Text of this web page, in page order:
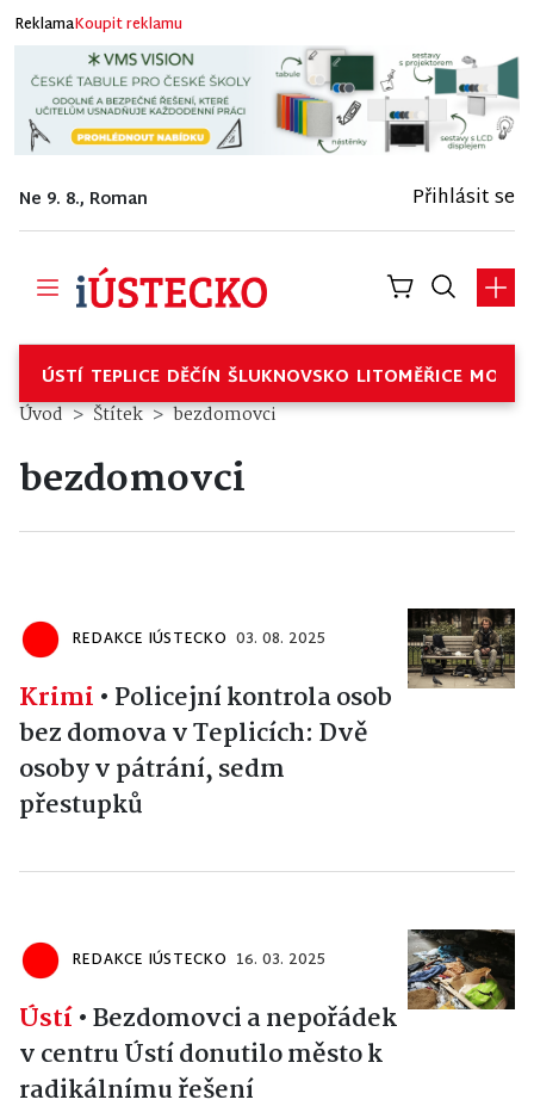
ReklamaKoupit reklamu
Ne 9. 8., Roman Přihlásit se
ÚSTÍ TEPLICE DĚČÍN ŠLUKNOVSKO LITOMĚŘICE
Úvod Štítek bezdomovci
bezdomovci
REDAKCE IÚSTECKO 03. 08. 2025
Krimi • Policejní kontrola osob
bez domova v Teplicích: Dvě
osoby v pátrání, sedm
přestupků
REDAKCE IÚSTECKO 16. 03. 2025
Ústí•Bezdomovci a nepořádek
v centru Ústí donutilo město k
radikálnímu řešení